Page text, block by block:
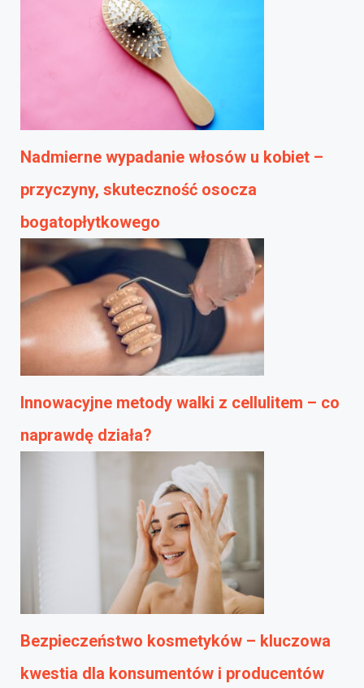
Nadmierne wypadanie włosów u kobiet –
przyczyny, skuteczność osocza
bogatopłytkowego
Innowacyjne metody walki z cellulitem – co
naprawdę działa?
Bezpieczeństwo kosmetyków – kluczowa
kwestia dla konsumentów i producentów